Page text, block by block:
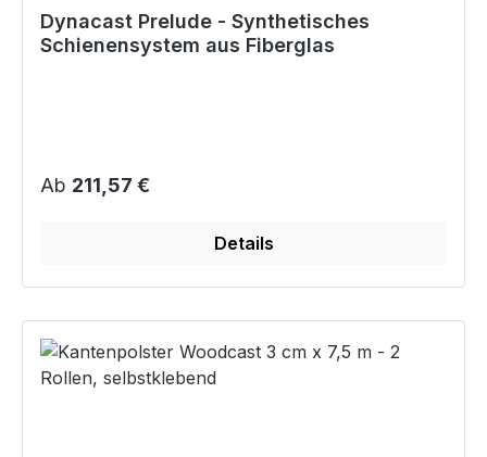
Dynacast Prelude - Synthetisches
Schienensystem aus Fiberglas
Regulärer Preis:
Ab 211,57 €
Details